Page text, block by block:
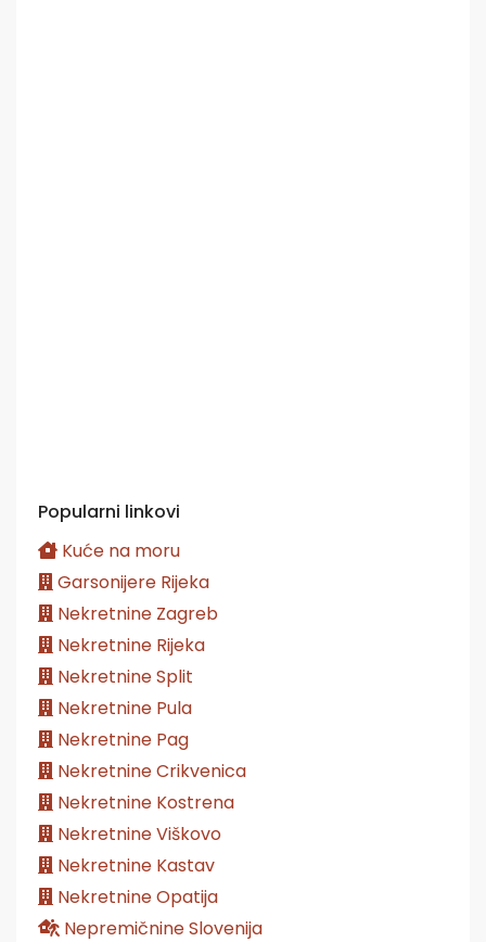
Popularni linkovi
Kuće na moru
Garsonijere Rijeka
Nekretnine Zagreb
Nekretnine Rijeka
Nekretnine Split
Nekretnine Pula
Nekretnine Pag
Nekretnine Crikvenica
Nekretnine Kostrena
Nekretnine Viškovo
Nekretnine Kastav
Nekretnine Opatija
Nepremičnine Slovenija